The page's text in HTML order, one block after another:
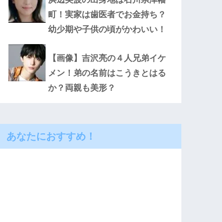
町！実家は歯医者でお金持ち？
幼少期や子供の頃がかわいい！
【画像】吉沢亮の４人兄弟イケ
メン！弟の名前はこうきとはる
か？両親も美形？
あなたにおすすめ！